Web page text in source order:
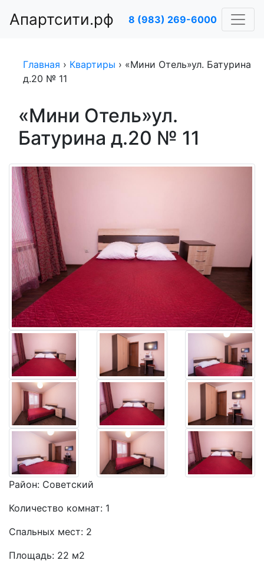
Апартсити.рф 8 (983) 269-6000
Главная › Квартиры › «Мини Отель»ул. Батурина
д.20 № 11
«Мини Отель»ул.
Батурина д.20 № 11
Район: Советский
Количество комнат: 1
Спальных мест: 2
Площадь: 22 м2